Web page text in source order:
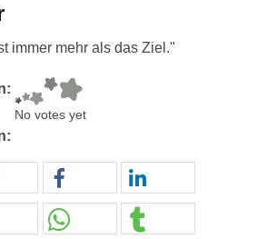
immer mehr als das Ziel."
No votes yet